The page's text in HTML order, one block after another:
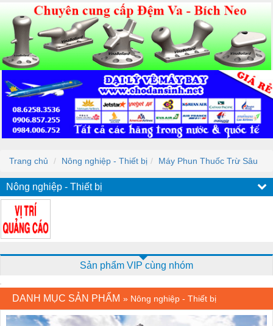
Trang chủ Nông nghiệp - Thiết bị Máy Phun Thuốc Trừ Sâu
Nông nghiệp - Thiết bị
Sản phẩm VIP cùng nhóm
DANH MỤC SẢN PHẨM » Nông nghiệp - Thiết bị